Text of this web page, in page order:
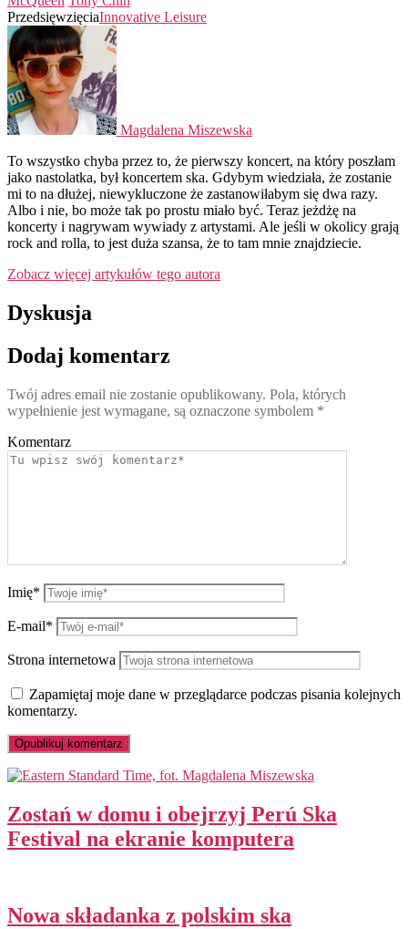
PrzedsięwzięciaInnovative Leisure
Magdalena Miszewska
To wszystko chyba przez to, że pierwszy koncert, na który poszłam
jako nastolatka, był koncertem ska. Gdybym wiedziała, że zostanie
mi to na dłużej, niewykluczone że zastanowiłabym się dwa razy.
Albo i nie, bo może tak po prostu miało być. Teraz jeżdżę na
koncerty i nagrywam wywiady z artystami. Ale jeśli w okolicy grają
rock and rolla, to jest duża szansa, że to tam mnie znajdziecie.
Zobacz więcej artykułów tego autora
Dyskusja
Dodaj komentarz
Twój adres email nie zostanie opublikowany. Pola, których
wypełnienie jest wymagane, są oznaczone symbolem *
Komentarz
Imię*
E-mail*
Strona internetowa
Zapamiętaj moje dane w przeglądarce podczas pisania kolejnych
komentarzy.
Zostań w domu i obejrzyj Perú Ska
Festival na ekranie komputera
Nowa składanka z polskim ska